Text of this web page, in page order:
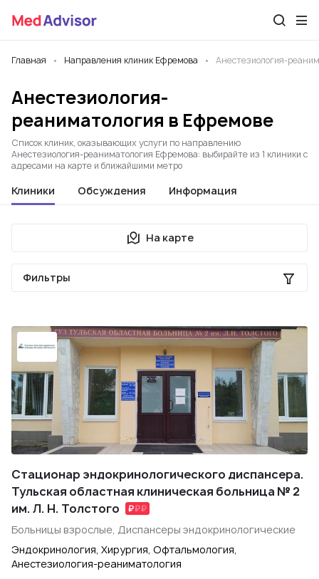
Главная Направления клиник Ефремова Анестезиология-
Анестезиология-
реаниматология в Ефремове
Список клиник, оказывающих услуги по направлению
Анестезиология-реаниматология Ефремова: выбирайте из 1 клиники с
адресами на карте и ближайшими метро
Клиники Обсуждения Информация
На карте
Фильтры
Стационар эндокринологического диспансера.
Тульская областная клиническая больница № 2
им. Л. Н. Толстого
Больницы взрослые, Диспансеры эндокринологические
Эндокринология, Хирургия, Офтальмология,
Анестезиология-реаниматология